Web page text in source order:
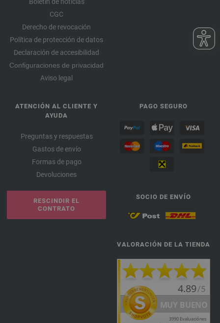
62-turrón | EAN: 4033493407397
63-amarillo miel | EAN: 4033493407403
CGC
Derecho de revocación
Política de protección de datos
Declaración de accesibilidad
Configuraciones de privacidad
Aviso legal
ATENCIÓN AL CLIENTE Y
AYUDA
Preguntas y respuestas
Gastos de envío
Formas de pago
Devoluciones
RESCINDIR EL
CONTRATO
PAGO SEGURO
SOCIO DE ENVÍO
VALORACIÓN DE LA TIENDA